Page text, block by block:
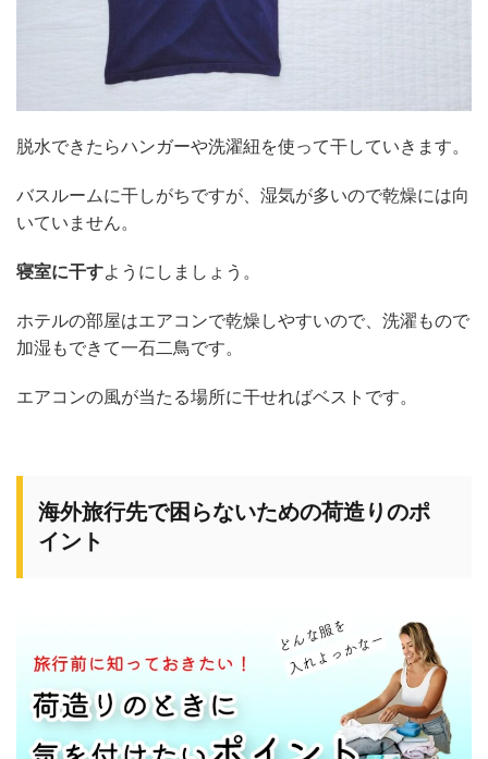
脱水できたらハンガーや洗濯紐を使って干していきます。
バスルームに干しがちですが、湿気が多いので乾燥には向
いていません。
寝室に干すようにしましょう。
ホテルの部屋はエアコンで乾燥しやすいので、洗濯もので
加湿もできて一石二鳥です。
エアコンの風が当たる場所に干せればベストです。
海外旅行先で困らないための荷造りのポ
イント